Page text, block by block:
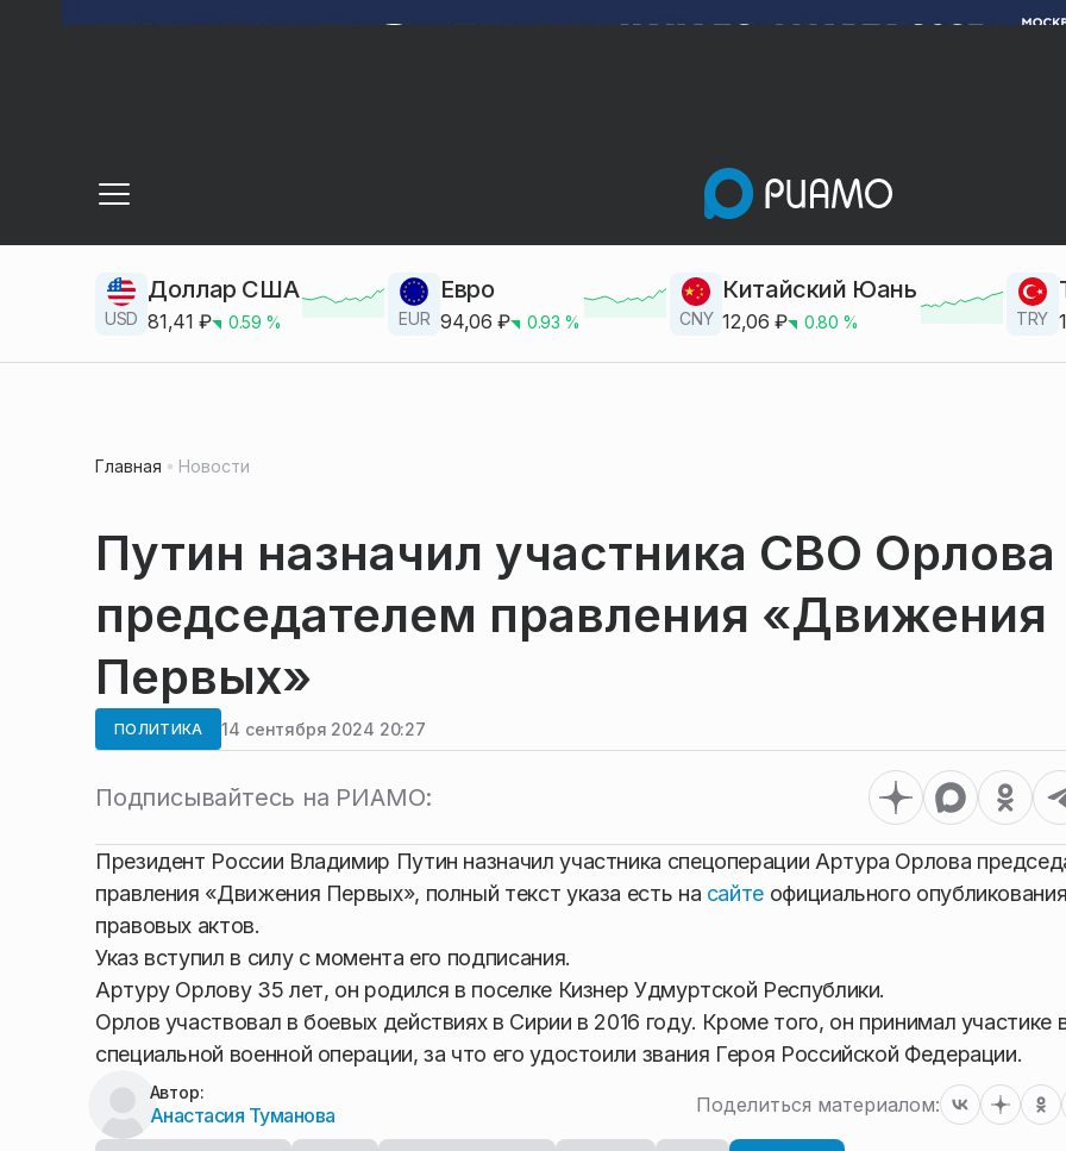
USD
Доллар США
81,41 ₽ 0.59 % EUR
Евро
94,06 ₽ 0.93 % CNY
Китайский Юань
12,06 ₽ 0.80 % TRY
Главная Новости
Путин назначил участника СВО Орлова
председателем правления «Движения
Первых»
ПОЛИТИКА 14 сентября 2024 20:27
Подписывайтесь на РИАМО:
Президент России Владимир Путин назначил участника спецоперации Артура Орлова
правления «Движения Первых», полный текст указа есть на сайте официального опубликования
правовых актов.
Указ вступил в силу с момента его подписания.
Артуру Орлову 35 лет, он родился в поселке Кизнер Удмуртской Республики.
Орлов участвовал в боевых действиях в Сирии в 2016 году. Кроме того, он принимал участике
специальной военной операции, за что его удостоили звания Героя Российской Федерации.
Автор:
Анастасия Туманова Поделиться материалом: